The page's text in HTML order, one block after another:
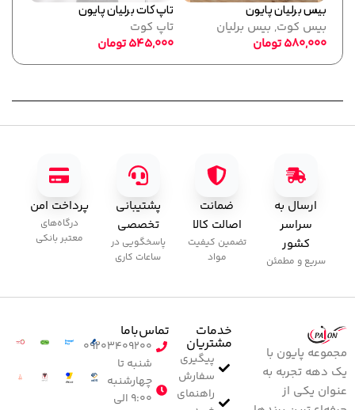
بیس برلیان پایون
بیس کوت, بیس برلیان
580,000تومان
تاپ کات برلیان پایون
تاپ کوت
545,000تومان
ارسال به
سراسر
کشور
سریع و مطمئن
ضمانت
اصالت کالا
تضمین کیفیت
مواد
پشتیبانی
تخصصی
پاسخگویی در
ساعات کاری
پرداخت امن
درگاه‌های
معتبر بانکی
مجموعه پایون با
یک دهه تجربه به
عنوان یکی از
خدمات
مشتریان
پیگیری
سفارش
راهنمای
تماس‌با‌ما
۰۹۲۰۳۴۰۹۲۰۰
شنبه تا
چهارشنبه
۹:۰۰ الی